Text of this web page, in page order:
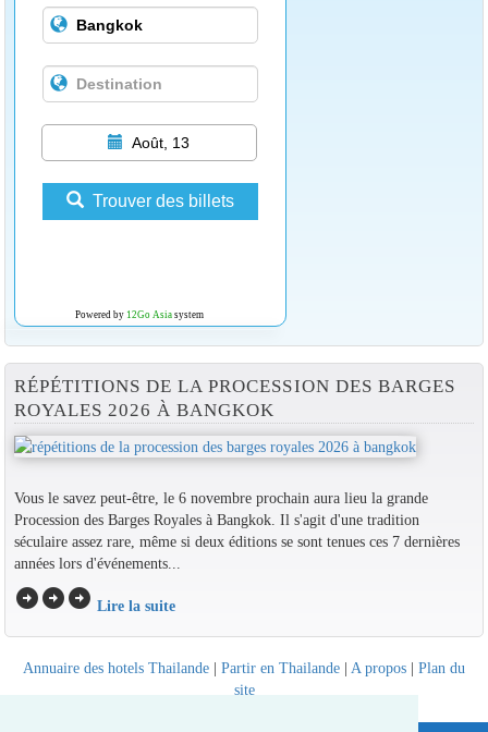
Août, 13
Trouver des billets
Powered by 12Go Asiasystem
RÉPÉTITIONS DE LA PROCESSION DES BARGES
ROYALES 2026 À BANGKOK
Vous le savez peut-être, le 6 novembre prochain aura lieu la grande
Procession des Barges Royales à Bangkok. Il s'agit d'une tradition
séculaire assez rare, même si deux éditions se sont tenues ces 7 dernières
années lors d'événements...
arrow_circle_rightarrow_circle_rightarrow_circle_right Lire la suite
Annuaire des hotels Thailande | Partir en Thailande | A propos | Plan du
site